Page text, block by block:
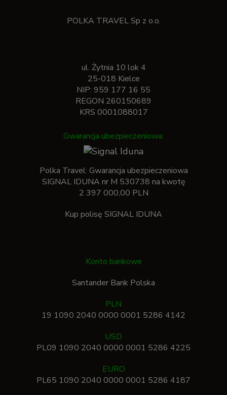
POLKA TRAVEL Sp z o.o.
ul. Żytnia 10 lok 4
25-018 Kielce
NIP: 959 177 16 55
REGON 260150689
KRS 0001088017
Gwarancja ubezpieczeniowa:
Polka Travel: Gwarancja ubezpieczeniowa
SIGNAL IDUNA nr M 530738 na kwotę
2 397 000,00 PLN
Kup polisę SIGNAL IDUNA
Konto bankowe
Santander Bank Polska
PLN
19 1090 2040 0000 0001 5286 4142
USD
PL09 1090 2040 0000 0001 5286 4225
EURO
PL65 1090 2040 0000 0001 5286 4187